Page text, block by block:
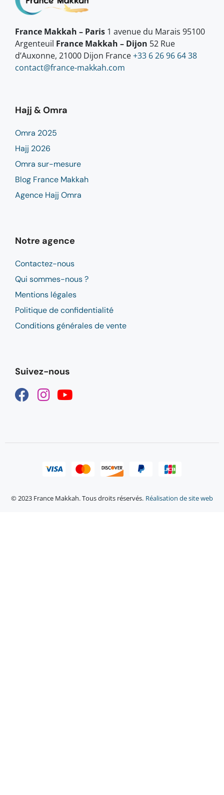
France Makkah – Paris 1 avenue du Marais 95100
Argenteuil France Makkah – Dijon 52 Rue
d’Auxonne, 21000 Dijon France+33 6 26 96 64 38
contact@france-makkah.com
Hajj & Omra
Omra 2025
Hajj 2026
Omra sur-mesure
Blog France Makkah
Agence Hajj Omra
Notre agence
Contactez-nous
Qui sommes-nous ?
Mentions légales
Politique de confidentialité
Conditions générales de vente
Suivez-nous
© 2023 France Makkah. Tous droits réservés. Réalisation de site web